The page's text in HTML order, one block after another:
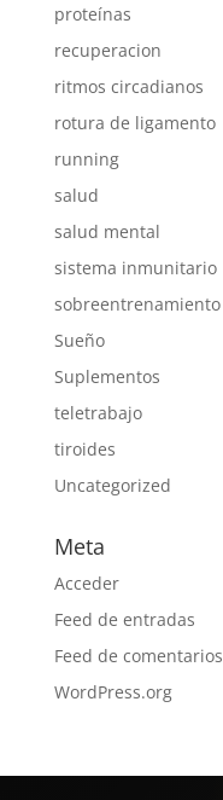
proteínas
recuperacion
ritmos circadianos
rotura de ligamento
running
salud
salud mental
sistema inmunitario
sobreentrenamiento
Sueño
Suplementos
teletrabajo
tiroides
Uncategorized
Meta
Acceder
Feed de entradas
Feed de comentarios
WordPress.org